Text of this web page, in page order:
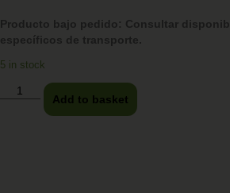
Producto bajo pedido: Consultar
específicos de transporte.
5 in stock
Add to basket